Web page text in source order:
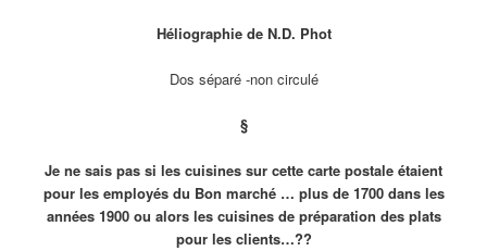
Héliographie de N.D. Phot
Dos séparé -non circulé
§
Je ne sais pas si les cuisines sur cette carte postale étaient
pour les employés du Bon marché … plus de 1700 dans les
années 1900 ou alors les cuisines de préparation des plats
pour les clients…??